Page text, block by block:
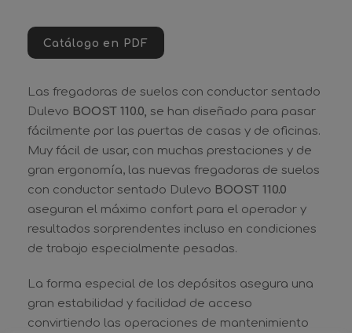
Catálogo en PDF
Las fregadoras de suelos con conductor sentado
Dulevo BOOST 110.0, se han diseñado para pasar
fácilmente por las puertas de casas y de oficinas.
Muy fácil de usar, con muchas prestaciones y de
gran ergonomía, las nuevas fregadoras de suelos
con conductor sentado Dulevo BOOST 110.0
aseguran el máximo confort para el operador y
resultados sorprendentes incluso en condiciones
de trabajo especialmente pesadas.
La forma especial de los depósitos asegura una
gran estabilidad y facilidad de acceso
convirtiendo las operaciones de mantenimiento